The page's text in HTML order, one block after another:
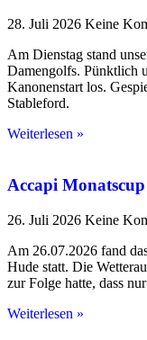
28. Juli 2026 Keine
Am Dienstag stand
Damengolfs. Pünktlich
Kanonenstart los.
Stableford.
Weiterlesen »
Accapi
26. Juli 2026 Keine
Am 26.07.2026 fand
Hude statt. Die
zur Folge hatte, dass
Weiterlesen »